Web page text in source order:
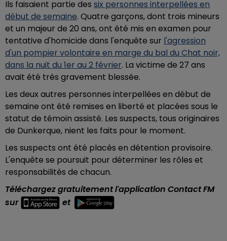
Ils faisaient partie des six personnes interpellées en
début de semaine. Quatre garçons, dont trois mineurs
et un majeur de 20 ans, ont été mis en examen pour
tentative d'homicide dans l'enquête sur l'agression
d'un pompier volontaire en marge du bal du Chat noir,
dans la nuit du 1er au 2 février. La victime de 27 ans
avait été très gravement blessée.
Les deux autres personnes interpellées en début de
semaine ont été remises en liberté et placées sous le
statut de témoin assisté. Les suspects, tous originaires
de Dunkerque, nient les faits pour le moment.
Les suspects ont été placés en détention provisoire.
L'enquête se poursuit pour déterminer les rôles et
responsabilités de chacun.
Téléchargez gratuitement l'application Contact FM
sur
et